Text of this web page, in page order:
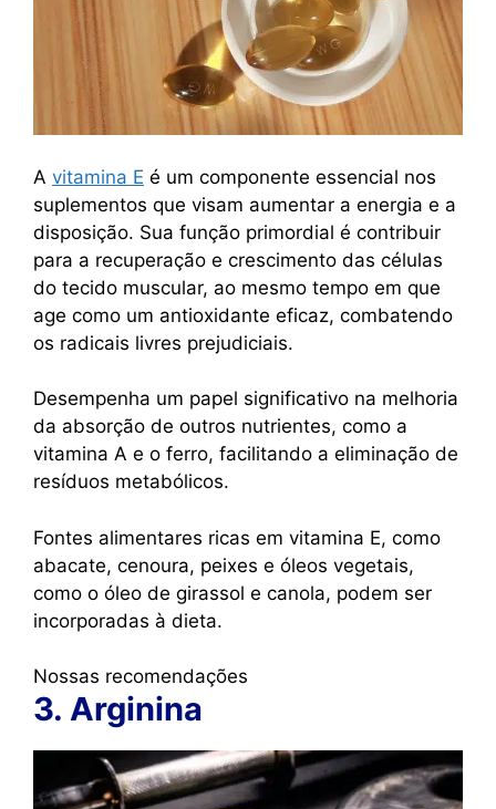
A vitamina E é um componente essencial nos
suplementos que visam aumentar a energia e a
disposição. Sua função primordial é contribuir
para a recuperação e crescimento das células
do tecido muscular, ao mesmo tempo em que
age como um antioxidante eficaz, combatendo
os radicais livres prejudiciais.
Desempenha um papel significativo na melhoria
da absorção de outros nutrientes, como a
vitamina A e o ferro, facilitando a eliminação de
resíduos metabólicos.
Fontes alimentares ricas em vitamina E, como
abacate, cenoura, peixes e óleos vegetais,
como o óleo de girassol e canola, podem ser
incorporadas à dieta.
Nossas recomendações
3. Arginina